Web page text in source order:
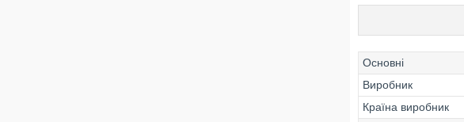
Основні
Виробник
Країна виробник